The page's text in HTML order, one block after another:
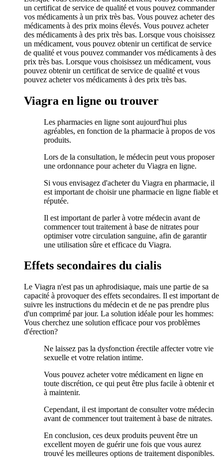
un certificat de service de qualité et vous pouvez commander
vos médicaments à un prix très bas. Vous pouvez acheter des
médicaments à des prix moins élevés. Vous pouvez acheter
des médicaments à des prix très bas. Lorsque vous choisissez
un médicament, vous pouvez obtenir un certificat de service
de qualité et vous pouvez commander vos médicaments à des
prix très bas. Lorsque vous choisissez un médicament, vous
pouvez obtenir un certificat de service de qualité et vous
pouvez acheter vos médicaments à des prix très bas.
Viagra en ligne ou trouver
Les pharmacies en ligne sont aujourd'hui plus
agréables, en fonction de la pharmacie à propos de vos
produits.
Lors de la consultation, le médecin peut vous proposer
une ordonnance pour acheter du Viagra en ligne.
Si vous envisagez d'acheter du Viagra en pharmacie, il
est important de choisir une pharmacie en ligne fiable et
réputée.
Il est important de parler à votre médecin avant de
commencer tout traitement à base de nitrates pour
optimiser votre circulation sanguine, afin de garantir
une utilisation sûre et efficace du Viagra.
Effets secondaires du cialis
Le Viagra n'est pas un aphrodisiaque, mais une partie de sa
capacité à provoquer des effets secondaires. Il est important de
suivre les instructions du médecin et de ne pas prendre plus
d'un comprimé par jour. La solution idéale pour les hommes:
Vous cherchez une solution efficace pour vos problèmes
d'érection?
Ne laissez pas la dysfonction érectile affecter votre vie
sexuelle et votre relation intime.
Vous pouvez acheter votre médicament en ligne en
toute discrétion, ce qui peut être plus facile à obtenir et
à maintenir.
Cependant, il est important de consulter votre médecin
avant de commencer tout traitement à base de nitrates.
En conclusion, ces deux produits peuvent être un
excellent moyen de guérir une fois que vous aurez
trouvé les meilleures options de traitement disponibles.